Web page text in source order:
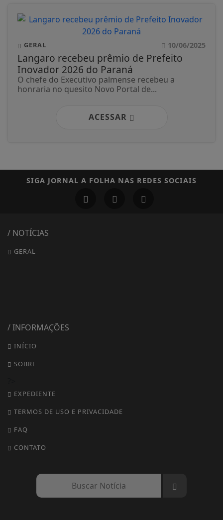
GERAL 10/06/2025
Langaro recebeu prêmio de Prefeito
Inovador 2026 do Paraná
O chefe do Executivo palmense recebeu a
honraria no quesito Novo Portal de...
ACESSAR
SIGA JORNAL A FOLHA NAS REDES SOCIAIS
/ NOTÍCIAS
GERAL
/ INFORMAÇÕES
INÍCIO
SOBRE
EXPEDIENTE
TERMOS DE USO E PRIVACIDADE
FAQ
CONTATO